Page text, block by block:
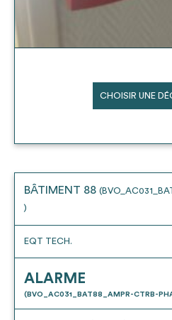
CHOISIR UNE
BÂTIMENT 88
)
EQT TECH.
ALARME
(BVO_AC031_BAT88_AMPR-CTRB-